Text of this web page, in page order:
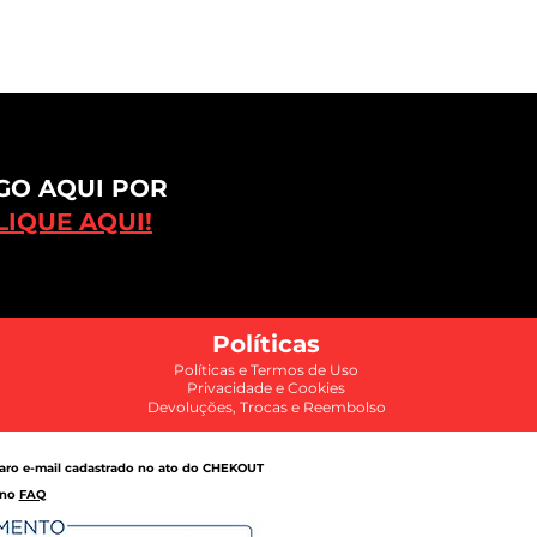
AQUI POR
AQUI!
Políticas
Políticas e Termos de Uso
Privacidade e Cookies
Devoluções, Trocas e Reembolso
e-mail cadastrado no ato do CHEKOUT
FAQ